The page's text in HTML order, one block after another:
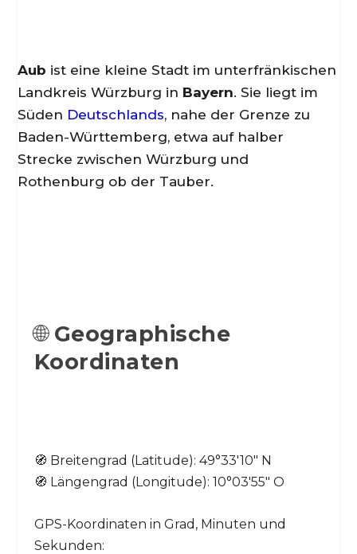
Aub ist eine kleine Stadt im unterfränkischen
Landkreis Würzburg in Bayern. Sie liegt im
Süden Deutschlands, nahe der Grenze zu
Baden-Württemberg, etwa auf halber
Strecke zwischen Würzburg und
Rothenburg ob der Tauber.
🌐 Geographische
Koordinaten
🧭 Breitengrad (Latitude): 49°33′10″ N
🧭 Längengrad (Longitude): 10°03′55″ O
GPS-Koordinaten in Grad, Minuten und
Sekunden: